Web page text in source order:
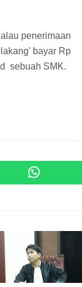
penerimaan
bayar Rp
sebuah SMK.